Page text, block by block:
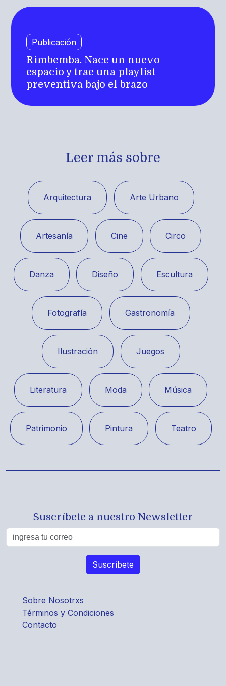
Publicación
Rimbemba. Nace un nuevo
espacio y trae una playlist
preventiva bajo el brazo
Leer más sobre
Arquitectura Arte Urbano
Artesanía Cine Circo
Danza Diseño Escultura
Fotografía Gastronomía
Ilustración Juegos
Literatura Moda Música
Patrimonio Pintura Teatro
Suscríbete a nuestro Newsletter
Sobre Nosotrxs
Términos y Condiciones
Contacto